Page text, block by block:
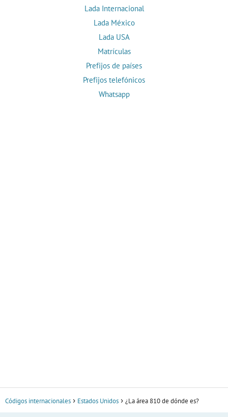
Lada Internacional
Lada México
Lada USA
Matrículas
Prefijos de países
Prefijos telefónicos
Whatsapp
Códigos internacionales Estados Unidos ¿La área 810 de dónde es?